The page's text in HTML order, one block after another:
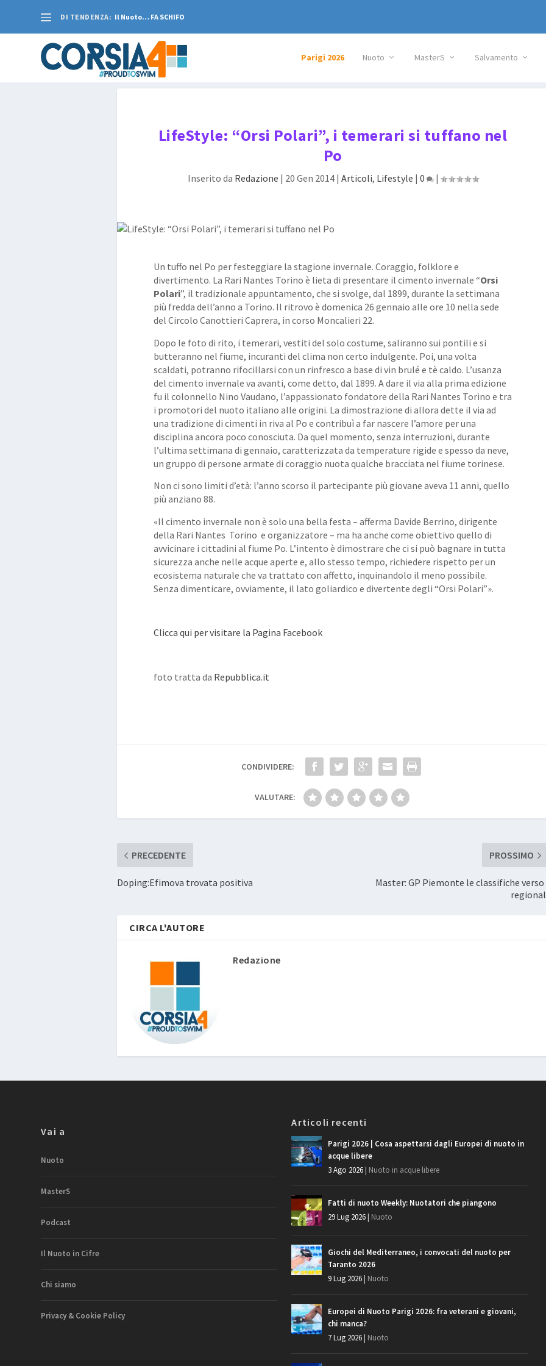
DI TENDENZA: Il Nuoto… FA SCHIFO
Parigi 2026 Nuoto MasterS Salvamento
LifeStyle: “Orsi Polari”, i temerari si tuffano nel
Po
Inserito da Redazione | 20 Gen 2014| Articoli, Lifestyle | 0 |
Un tuffo nel Po per festeggiare la stagione invernale. Coraggio, folklore e
divertimento. La Rari Nantes Torino è lieta di presentare il cimento invernale “Orsi
Polari”, il tradizionale appuntamento, che si svolge, dal 1899, durante la settimana
più fredda dell’anno a Torino. Il ritrovo è domenica 26 gennaio alle ore 10 nella sede
del Circolo Canottieri Caprera, in corso Moncalieri 22.
Dopo le foto di rito, i temerari, vestiti del solo costume, saliranno sui pontili e si
butteranno nel fiume, incuranti del clima non certo indulgente. Poi, una volta
scaldati, potranno rifocillarsi con un rinfresco a base di vin brulé e tè caldo. L’usanza
del cimento invernale va avanti, come detto, dal 1899. A dare il via alla prima edizione
fu il colonnello Nino Vaudano, l’appassionato fondatore della Rari Nantes Torino e tra
i promotori del nuoto italiano alle origini. La dimostrazione di allora dette il via ad
una tradizione di cimenti in riva al Po e contribuì a far nascere l’amore per una
disciplina ancora poco conosciuta. Da quel momento, senza interruzioni, durante
l’ultima settimana di gennaio, caratterizzata da temperature rigide e spesso da neve,
un gruppo di persone armate di coraggio nuota qualche bracciata nel fiume torinese.
Non ci sono limiti d’età: l’anno scorso il partecipante più giovane aveva 11 anni, quello
più anziano 88.
«Il cimento invernale non è solo una bella festa – afferma Davide Berrino, dirigente
della Rari Nantes Torino e organizzatore – ma ha anche come obiettivo quello di
avvicinare i cittadini al fiume Po. L’intento è dimostrare che ci si può bagnare in tutta
sicurezza anche nelle acque aperte e, allo stesso tempo, richiedere rispetto per un
ecosistema naturale che va trattato con affetto, inquinandolo il meno possibile.
Senza dimenticare, ovviamente, il lato goliardico e divertente degli “Orsi Polari”».
Clicca qui per visitare la Pagina Facebook
foto tratta da Repubblica.it
CONDIVIDERE:
VALUTARE:
PRECEDENTE
Doping:Efimova trovata positiva
PROSSIMO
Master: GP Piemonte le classifiche verso
CIRCA L'AUTORE
Redazione
Vai a
Nuoto
MasterS
Podcast
Il Nuoto in Cifre
Chi siamo
Privacy & Cookie Policy
Articoli recenti
Parigi 2026 | Cosa aspettarsi dagli Europei di nuoto in
acque libere
3 Ago 2026| Nuoto in acque libere
Fatti di nuoto Weekly: Nuotatori che piangono
29 Lug 2026| Nuoto
Giochi del Mediterraneo, i convocati del nuoto per
Taranto 2026
9 Lug 2026| Nuoto
Europei di Nuoto Parigi 2026: fra veterani e giovani,
chi manca?
7 Lug 2026| Nuoto